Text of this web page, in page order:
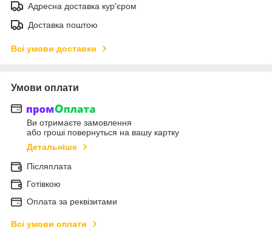
Адресна доставка кур'єром
Доставка поштою
Всі умови доставки
Умови оплати
Ви отримаєте замовлення
або гроші повернуться на вашу картку
Детальніше
Післяплата
Готівкою
Оплата за реквізитами
Всі умови оплати